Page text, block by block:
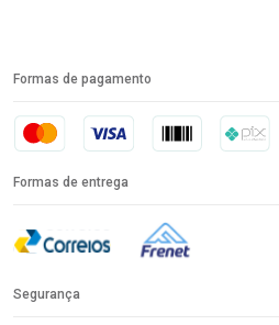
Formas de pagamento
Formas de entrega
Segurança